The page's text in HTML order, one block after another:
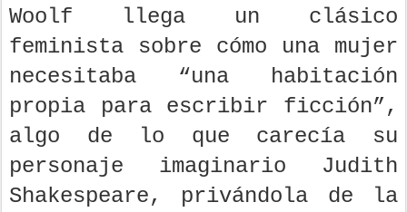
Woolf llega un clásico
feminista sobre cómo una mujer
necesitaba “una habitación
propia para escribir ficción”,
algo de lo que carecía su
personaje imaginario Judith
Shakespeare, privándola de la